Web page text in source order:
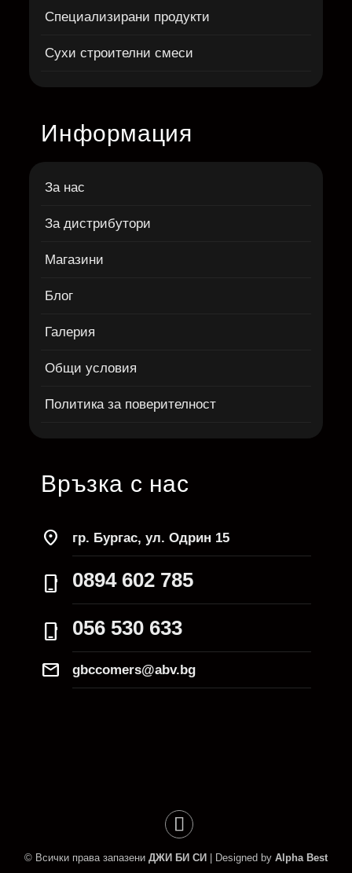
Специализирани продукти
Сухи строителни смеси
Информация
За нас
За дистрибутори
Магазини
Блог
Галерия
Общи условия
Политика за поверителност
Връзка с нас
location_on гр. Бургас, ул. Одрин 15
phone_iphone 0894 602 785
phone_iphone 056 530 633
Mail gbccomers@abv.bg
© Всички права запазени ДЖИ БИ СИ | Designed by Alpha Best